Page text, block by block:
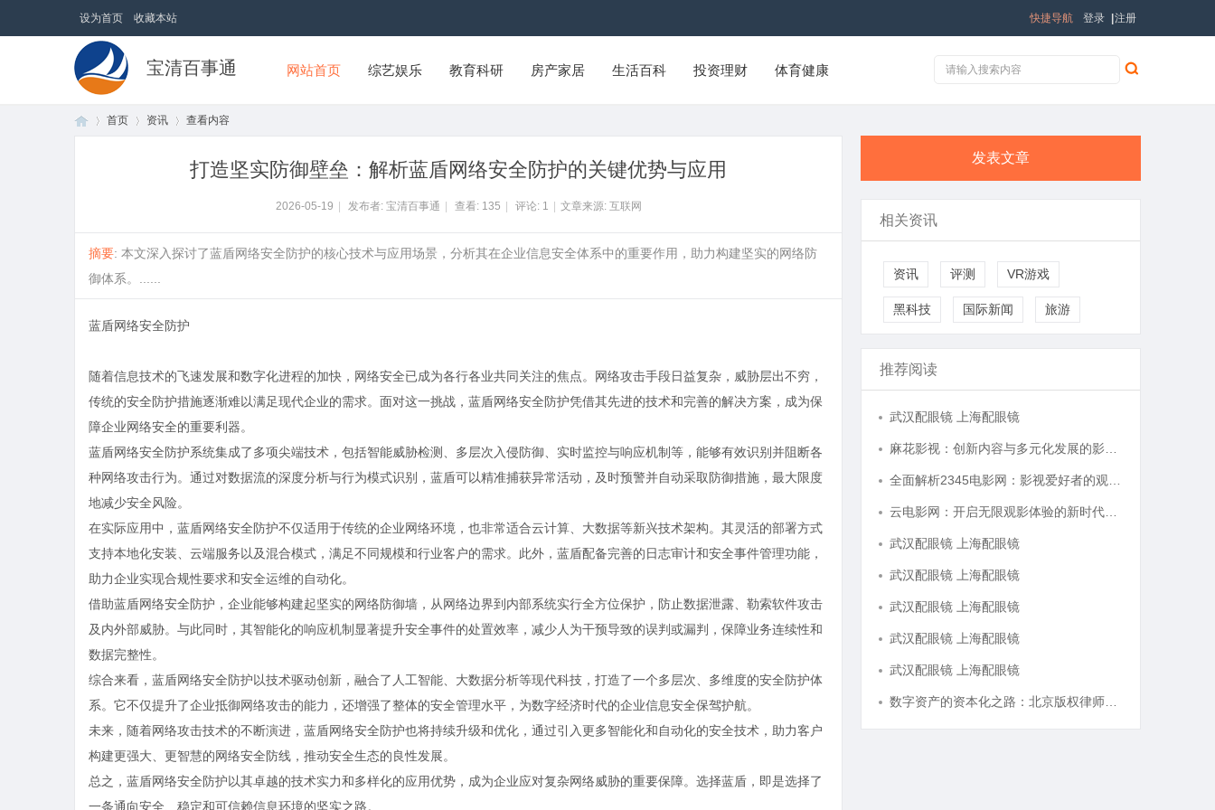
设为首页 收藏本站 登录 注册
快捷导航
宝清百事通 网站首页 综艺娱乐 教育科研 房产家居 生活百科 投资理财 体育健康
首页 资讯 查看内容
打造坚实防御壁垒：解析蓝盾网络安全防护的关键优势与应用
2026-05-19 发布者: 宝清百事通 查看: 135 评论: 1 文章来源: 互联网
摘要: 本文深入探讨了蓝盾网络安全防护的核心技术与应用场景，分析其在企业信息安全体系中的重要作用，助力构建坚实的网络防
御体系。......
蓝盾网络安全防护
随着信息技术的飞速发展和数字化进程的加快，网络安全已成为各行各业共同关注的焦点。网络攻击手段日益复杂，威胁层出不穷，
传统的安全防护措施逐渐难以满足现代企业的需求。面对这一挑战，蓝盾网络安全防护凭借其先进的技术和完善的解决方案，成为保
障企业网络安全的重要利器。
蓝盾网络安全防护系统集成了多项尖端技术，包括智能威胁检测、多层次入侵防御、实时监控与响应机制等，能够有效识别并阻断各
种网络攻击行为。通过对数据流的深度分析与行为模式识别，蓝盾可以精准捕获异常活动，及时预警并自动采取防御措施，最大限度
地减少安全风险。
在实际应用中，蓝盾网络安全防护不仅适用于传统的企业网络环境，也非常适合云计算、大数据等新兴技术架构。其灵活的部署方式
支持本地化安装、云端服务以及混合模式，满足不同规模和行业客户的需求。此外，蓝盾配备完善的日志审计和安全事件管理功能，
助力企业实现合规性要求和安全运维的自动化。
借助蓝盾网络安全防护，企业能够构建起坚实的网络防御墙，从网络边界到内部系统实行全方位保护，防止数据泄露、勒索软件攻击
及内外部威胁。与此同时，其智能化的响应机制显著提升安全事件的处置效率，减少人为干预导致的误判或漏判，保障业务连续性和
数据完整性。
综合来看，蓝盾网络安全防护以技术驱动创新，融合了人工智能、大数据分析等现代科技，打造了一个多层次、多维度的安全防护体
系。它不仅提升了企业抵御网络攻击的能力，还增强了整体的安全管理水平，为数字经济时代的企业信息安全保驾护航。
未来，随着网络攻击技术的不断演进，蓝盾网络安全防护也将持续升级和优化，通过引入更多智能化和自动化的安全技术，助力客户
构建更强大、更智慧的网络安全防线，推动安全生态的良性发展。
总之，蓝盾网络安全防护以其卓越的技术实力和多样化的应用优势，成为企业应对复杂网络威胁的重要保障。选择蓝盾，即是选择了
一条通向安全、稳定和可信赖信息环境的坚实之路。
发表文章
相关资讯
资讯 评测 VR游戏
黑科技 国际新闻 旅游
推荐阅读
武汉配眼镜 上海配眼镜
武汉配眼镜 上海配眼镜
武汉配眼镜 上海配眼镜
武汉配眼镜 上海配眼镜
武汉配眼镜 上海配眼镜
武汉配眼镜 上海配眼镜